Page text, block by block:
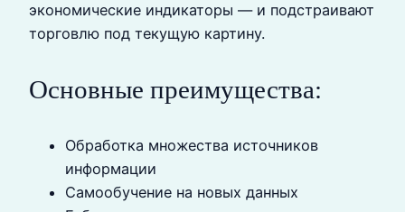
экономические индикаторы — и подстраивают
торговлю под текущую картину.
Основные преимущества:
Обработка множества источников
информации
Самообучение на новых данных